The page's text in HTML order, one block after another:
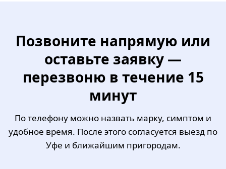
Позвоните напрямую или
оставьте заявку —
перезвоню в течение 15
минут
По телефону можно назвать марку, симптом и
удобное время. После этого согласуется выезд по
Уфе и ближайшим пригородам.